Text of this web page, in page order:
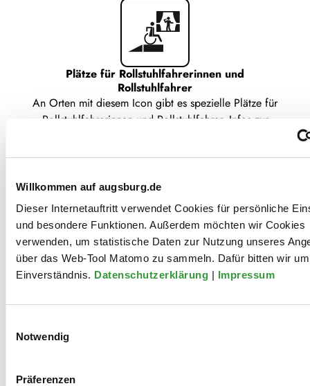
Willkommen auf augsburg.de
Dieser Internetauftritt verwendet Cookies für persönliche
und besondere Funktionen. Außerdem möchten wir Cookies
verwenden, um statistische Daten zur Nutzung unseres
über das Web-Tool Matomo zu sammeln. Dafür bitten wir
Einverständnis. Datenschutzerklärung | Impressum
Notwendig
Präferenzen
Plätze für Rollstuhlfahrerinnen und
Rollstuhlfahrer
An Orten mit diesem Icon gibt es spezielle Plätze für
Rollstuhlfahrerinnen und Rollstuhlfahrer. Infos zur
Barrierefreie Toilette
Der Großteil unserer Spielorte verfügt über eine
barrierefreie Toilette (ohne Pflegeliege). Diese
Spielorte sind mit diesem Icon gekennzeichnet. Die
Genauere Informationen dazu findet ihr bei den